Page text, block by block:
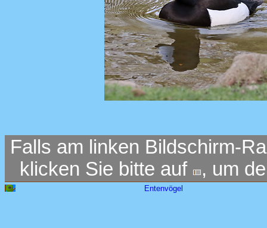
Falls am linken Bildschirm-
klicken Sie bitte auf
, um
Entenvögel